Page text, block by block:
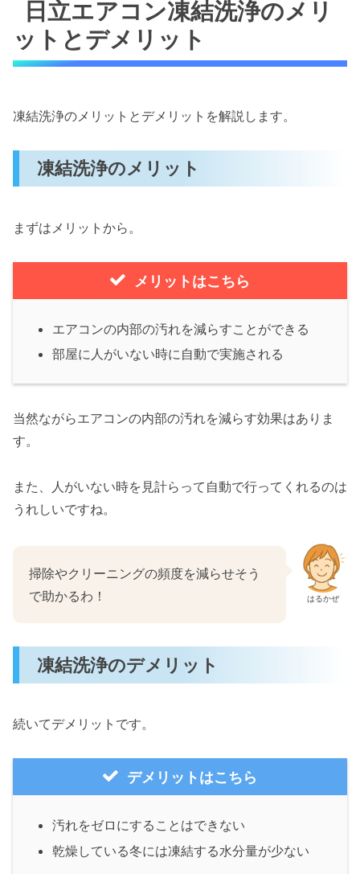
日立エアコン凍結洗浄のメリ
ットとデメリット
凍結洗浄のメリットとデメリットを解説します。
凍結洗浄のメリット
まずはメリットから。
メリットはこちら
エアコンの内部の汚れを減らすことができる
部屋に人がいない時に自動で実施される
当然ながらエアコンの内部の汚れを減らす効果はありま
す。
また、人がいない時を見計らって自動で行ってくれるのは
うれしいですね。
はるかぜ
掃除やクリーニングの頻度を減らせそう
で助かるわ！
凍結洗浄のデメリット
続いてデメリットです。
デメリットはこちら
汚れをゼロにすることはできない
乾燥している冬には凍結する水分量が少ない